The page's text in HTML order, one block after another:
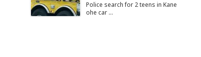
Police search for 2 teens in Kane
ohe car ...